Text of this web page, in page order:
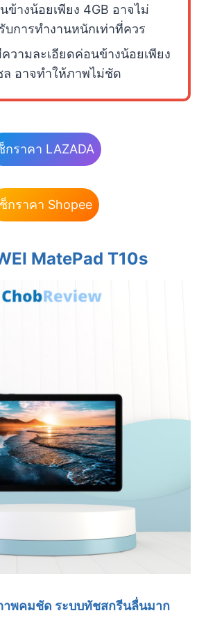
ข้างน้อยเพียง 4GB อาจไม่
บการทำงานหนักเท่าที่ควร
วามละเอียดค่อนข้างน้อยเพียง
ล อาจทำให้ภาพไม่ชัด
กราคา LAZADA
ช็กราคา Shopee
MatePad T10s
าพคมชัด ระบบทัชสกรีนลื่นมาก